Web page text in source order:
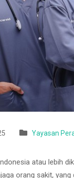
Yayasan
atau lebih
orang sakit,